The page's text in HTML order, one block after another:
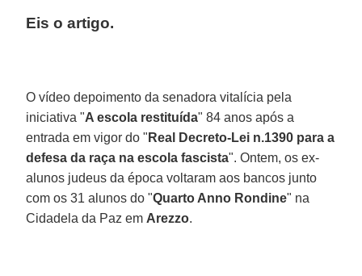
Eis o artigo.
O vídeo depoimento da senadora vitalícia pela
iniciativa "A escola restituída" 84 anos após a
entrada em vigor do " Real Decreto-Lei n.1390 para a
defesa da raça na escola fascista". Ontem, os ex-
alunos judeus da época voltaram aos bancos junto
com os 31 alunos do "Quarto Anno Rondine" na
Cidadela da Paz em Arezzo.